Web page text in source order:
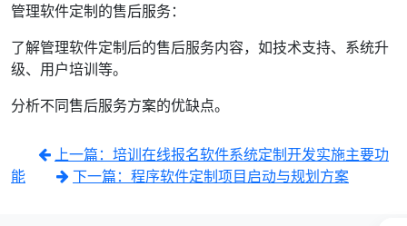
管理软件定制的售后服务：
了解管理软件定制后的售后服务内容，如技术支持、系统升
级、用户培训等。
分析不同售后服务方案的优缺点。
上一篇：培训在线报名软件系统定制开发实施主要功
能
下一篇：程序软件定制项目启动与规划方案